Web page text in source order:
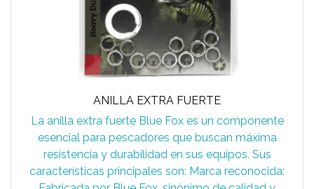
ANILLA EXTRA FUERTE
La anilla extra fuerte Blue Fox es un componente
esencial para pescadores que buscan máxima
resistencia y durabilidad en sus equipos. Sus
características principales son: Marca reconocida: